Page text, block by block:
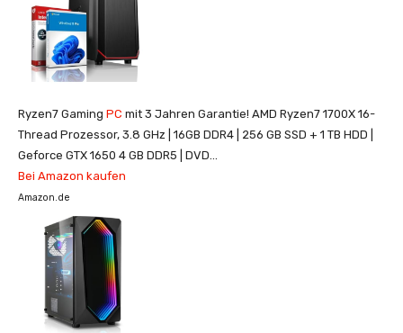
Ryzen7 Gaming PC mit 3 Jahren Garantie! AMD Ryzen7 1700X 16-
Thread Prozessor, 3.8 GHz | 16GB DDR4 | 256 GB SSD + 1 TB HDD |
Geforce GTX 1650 4 GB DDR5 | DVD...
Bei Amazon kaufen
Amazon.de